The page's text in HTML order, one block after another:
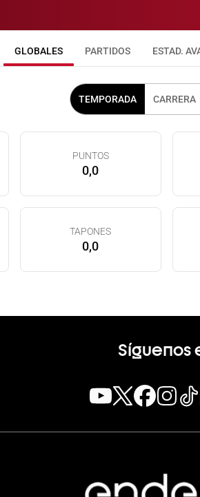
GLOBALES PARTIDOS ESTAD.
TEMPORADA CARRERA
PUNTOS
0,0
TAPONES
0,0
Síguenos